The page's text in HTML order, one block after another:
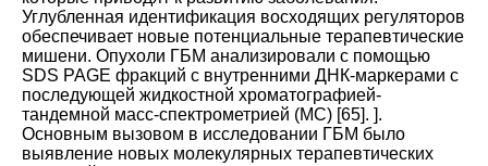
Углубленная идентификация восходящих регуляторов
обеспечивает новые потенциальные терапевтические
мишени. Опухоли ГБМ анализировали с помощью
SDS PAGE фракций с внутренними ДНК-маркерами с
последующей жидкостной хроматографией-
тандемной масс-спектрометрией (МС) [65]. ].
Основным вызовом в исследовании ГБМ было
выявление новых молекулярных терапевтических